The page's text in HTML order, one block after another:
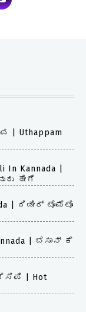
Uthappam
Kannada |
ಹೇಗೆ
| ದಿಡೀರ್ ಟೊಮೆಟೊ
| ಬೆಸಾನ್ ಕೆ
| Hot